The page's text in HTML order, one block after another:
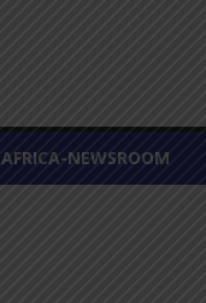
AFRICA-NEWSROOM